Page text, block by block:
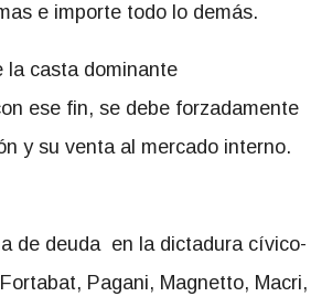
e importe todo lo demás.
la casta dominante
ese fin, se debe forzadamente
y su venta al mercado interno.
de deuda en la dictadura cívico-
Pagani, Magnetto, Macri,